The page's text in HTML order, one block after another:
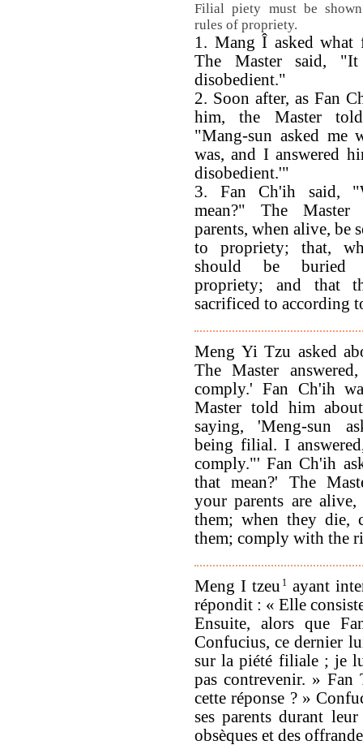
Filial piety must be
rules of propriety.
1. Mang Î asked
The Master said,
disobedient."
2. Soon after, as Fan
him, the Master
"Mang-sun asked me
was, and I answered
disobedient.'"
3. Fan Ch'ih said,
mean?" The Master
parents, when alive, be
to propriety; that,
should be buried
propriety; and that
sacrificed to according
Meng Yi Tzu asked
The Master
comply.' Fan Ch'ih
Master told him
saying, 'Meng-sun
being filial. I
comply."' Fan Ch'ih
that mean?' The
your parents are
them; when they die,
them; comply with the
Meng I tzeu 1 ayant
répondit : « Elle
Ensuite, alors que
Confucius, ce dernier
sur la piété filiale ; je
pas contrevenir. »
cette réponse ? »
ses parents durant
obsèques et des